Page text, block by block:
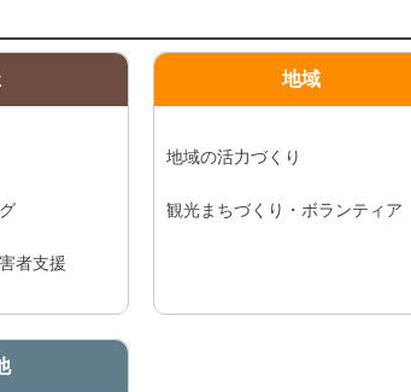
者支援
地域
地域の活力づくり
観光まちづくり・ボランティア